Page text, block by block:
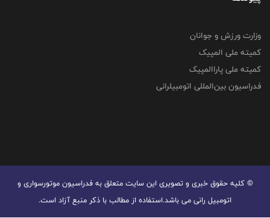
وزارت ورزش و جوانان
کمیته ملی المپیک
کمیته ملی پاراالمپیک
فدراسیون بین‌المللی اتومبیلرانی
© کليه حقوق خبری و تصويری اين سايت متعلق به فدراسیون موتورسواری و
اتومبیل رانی می باشد.استفاده از مطالب با ذكر منبع آزاد است.